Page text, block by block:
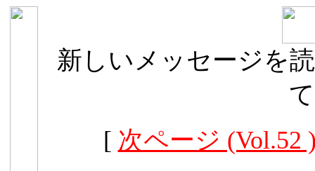
新しいメッセージを
[ 次ページ (Vol.52